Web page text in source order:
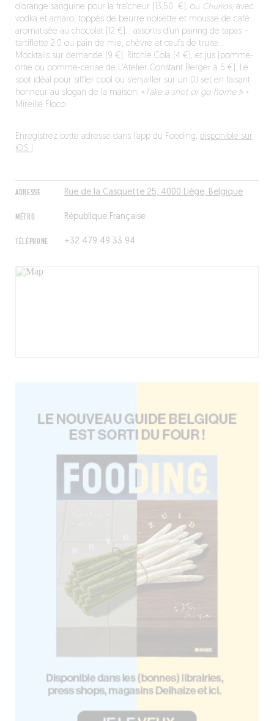
ADRESSE Rue de la Casquette 25, 4000 Liège, Belgique
MÉTRO République Française
TÉLÉPHONE +32 479 49 33 94
d’orange sanguine pour la fraîcheur (13,50 €); ou Churros, avec
vodka et amaro, toppés de beurre noisette et mousse de café
aromatisée au chocolat (12 €)… assortis d’un pairing de tapas –
tartiflette 2.0 ou pain de mie, chèvre et œufs de truite…
Mocktails sur demande (9 €), Ritchie Cola (4 €), et jus (pomme-
ortie ou pomme-cerise de L’Atelier Constant Berger à 5 €). Le
spot idéal pour siffler cool ou s’enjailler sur un DJ set en faisant
honneur au slogan de la maison: « Take a shot or go home !» ·
Mireille Floco
Enregistrez cette adresse dans l’app du Fooding, disponible sur
iOS !